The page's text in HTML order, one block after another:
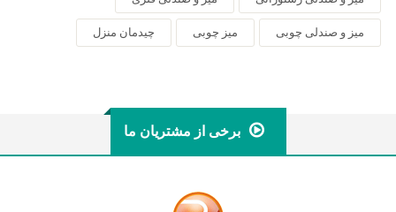
میز و صندلی چوبی میز چوبی چیدمان منزل
برخی از مشتریان ما